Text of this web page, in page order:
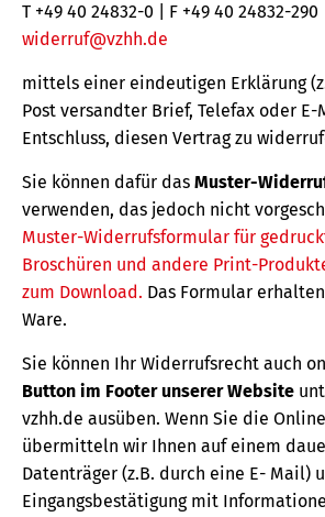
T +49 40 24832-0 | F +49 40 24832-290
widerruf@vzhh.de
mittels einer eindeutigen Erklärung
Post versandter Brief, Telefax oder
Entschluss, diesen Vertrag zu
Sie können dafür das Muster-
verwenden, das jedoch nicht
Muster-Widerrufsformular für
Broschüren und andere Print-
zum Download. Das Formular
Ware.
Sie können Ihr Widerrufsrecht auch
Button im Footer unserer Website
vzhh.de ausüben. Wenn Sie die
übermitteln wir Ihnen auf einem
Datenträger (z.B. durch eine E- Mail)
Eingangsbestätigung mit